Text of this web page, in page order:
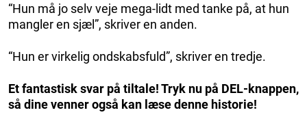
“Hun må jo selv veje mega-lidt med tanke på, at hun
mangler en sjæl”, skriver en anden.
“Hun er virkelig ondskabsfuld”, skriver en tredje.
Et fantastisk svar på tiltale! Tryk nu på DEL-knappen,
så dine venner også kan læse denne historie!